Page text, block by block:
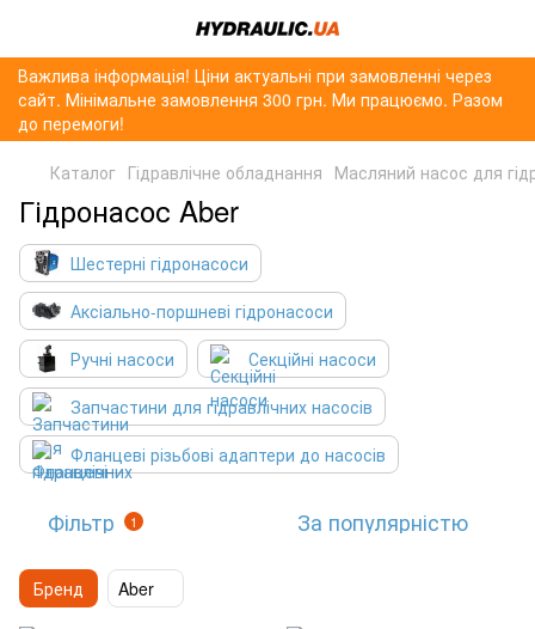
Важлива інформація! Ціни актуальні при замовленні через
сайт. Мінімальне замовлення 300 грн. Ми працюємо. Разом
до перемоги!
Каталог Гідравлічне обладнання Масляний насос для
Гідронасос Aber
Шестерні гідронасоси
Аксіально-поршневі гідронасоси
Ручні насоси
Секційні насоси
Запчастини для гідравлічних насосів
Фланцеві різьбові адаптери до насосів
Фільтр 1 За популярністю
Бренд Aber